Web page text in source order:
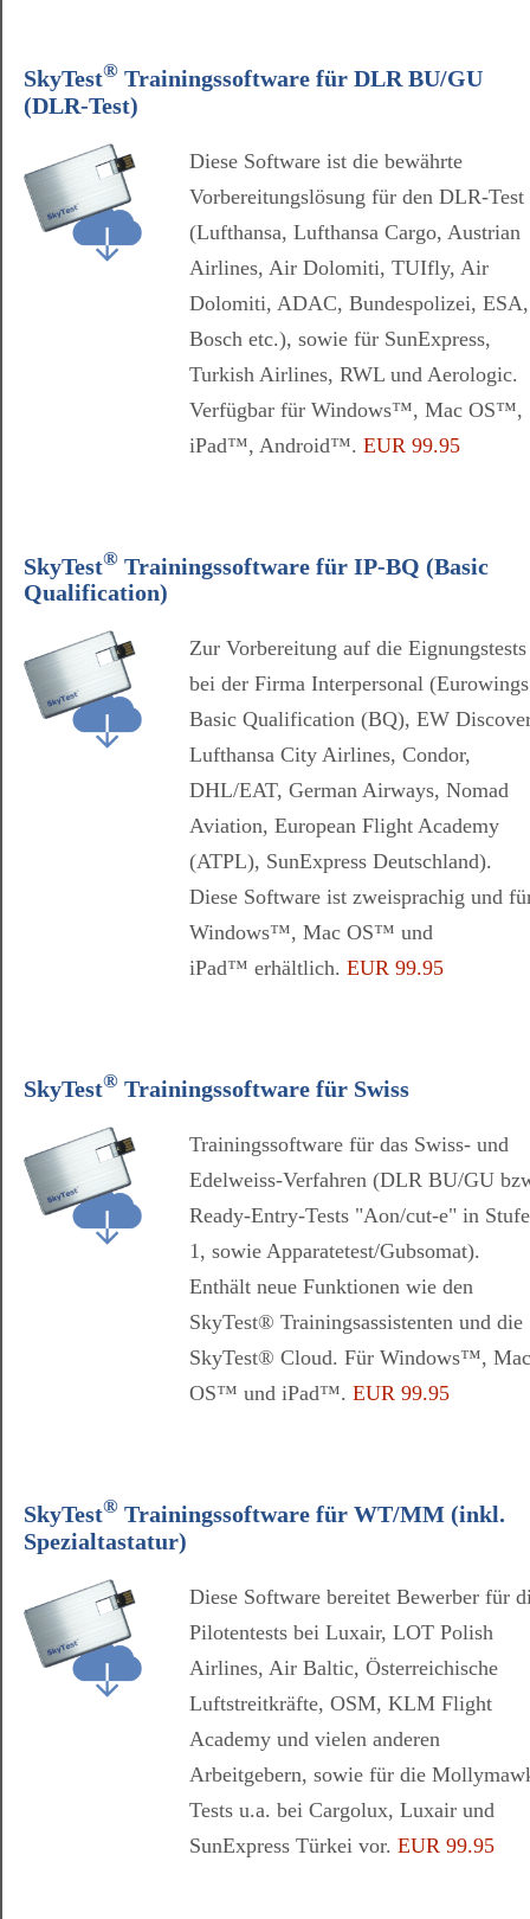
SkyTest® Trainingssoftware für DLR BU/GU
(DLR-Test)
Diese Software ist die bewährte
Vorbereitungslösung für den DLR-Test
(Lufthansa, Lufthansa Cargo, Austrian
Airlines, Air Dolomiti, TUIfly, Air
Dolomiti, ADAC, Bundespolizei, ESA,
Bosch etc.), sowie für SunExpress,
Turkish Airlines, RWL und Aerologic.
Verfügbar für Windows™, Mac OS™,
iPad™, Android™. EUR 99.95
SkyTest® Trainingssoftware für IP-BQ (Basic
Qualification)
Zur Vorbereitung auf die Eignungstests
bei der Firma Interpersonal (Eurowings
Basic Qualification (BQ), EW
Lufthansa City Airlines, Condor,
DHL/EAT, German Airways, Nomad
Aviation, European Flight Academy
(ATPL), SunExpress Deutschland).
Diese Software ist zweisprachig und
Windows™, Mac OS™ und
iPad™ erhältlich. EUR 99.95
SkyTest® Trainingssoftware für Swiss
Trainingssoftware für das Swiss- und
Edelweiss-Verfahren (DLR BU/GU
Ready-Entry-Tests "Aon/cut-e" in Stufe
1, sowie Apparatetest/Gubsomat).
Enthält neue Funktionen wie den
SkyTest® Trainingsassistenten und die
SkyTest® Cloud. Für Windows™, Mac
OS™ und iPad™. EUR 99.95
SkyTest® Trainingssoftware für WT/MM (inkl.
Spezialtastatur)
Diese Software bereitet Bewerber für
Pilotentests bei Luxair, LOT Polish
Airlines, Air Baltic, Österreichische
Luftstreitkräfte, OSM, KLM Flight
Academy und vielen anderen
Arbeitgebern, sowie für die
Tests u.a. bei Cargolux, Luxair und
SunExpress Türkei vor. EUR 99.95